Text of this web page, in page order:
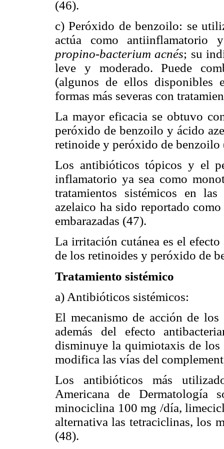
(46).
c) Peróxido de benzoilo: se
actúa como antiinflamatorio
propino-bacterium acnés; su
leve y moderado. Puede
(algunos de ellos disponibles
formas más severas con
La mayor eficacia se obtuvo
peróxido de benzoilo y ácido
retinoide y peróxido de benzoilo
Los antibióticos tópicos y el
inflamatorio ya sea como
tratamientos sistémicos en
azelaico ha sido reportado
embarazadas (47).
La irritación cutánea es el efecto
de los retinoides y peróxido de
Tratamiento sistémico
a) Antibióticos sistémicos:
El mecanismo de acción de
además del efecto
disminuye la quimiotaxis de
modifica las vías del
Los antibióticos más
Americana de
minociclina 100 mg /día,
alternativa las tetraciclinas, los
(48).